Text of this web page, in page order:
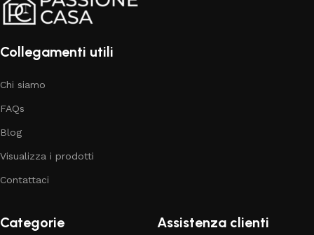
Collegamenti utili
Chi siamo
FAQs
Blog
Visualizza i prodotti
Contattaci
Categorie Assistenza clienti